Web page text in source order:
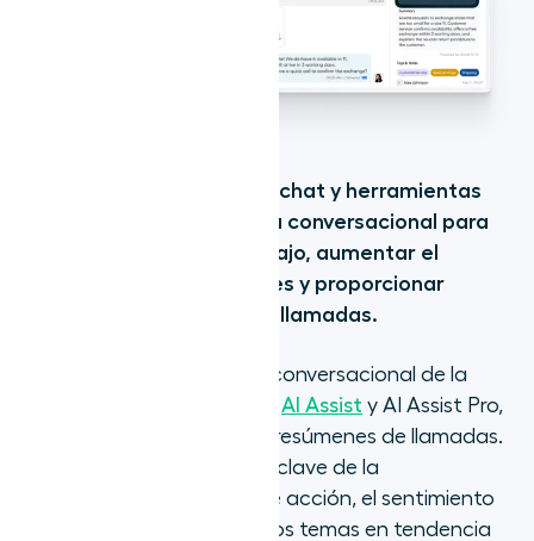
combina llamadas, chat y herramientas
avanzadas de inteligencia conversacional para
acelerar los flujos de trabajo, aumentar el
rendimiento de los agentes y proporcionar
mejores resultados en las llamadas.
El paquete de inteligencia conversacional de la
AI Assist y AI Assist Pro,
genera automáticamente resúmenes de llamadas.
También identifica puntos clave de la
conversación, los planes de acción, el sentimiento
de la persona que llama y los temas en tendencia